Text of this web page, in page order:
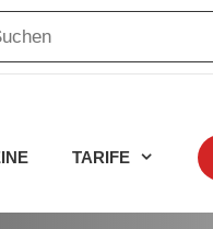
TARIFE